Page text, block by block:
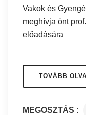
Vakok és
meghívja önt
előadására
TOVÁBB
MEGOSZTÁS :